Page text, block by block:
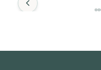
התכשיט מיוצר מזהב איכותי (14K / 18K) ומשובץ ביהלומים טבעיים.
לאורך זמן, וזה חלק